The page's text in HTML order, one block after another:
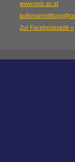
www.onb.ac.at
Zur Facebookseite »